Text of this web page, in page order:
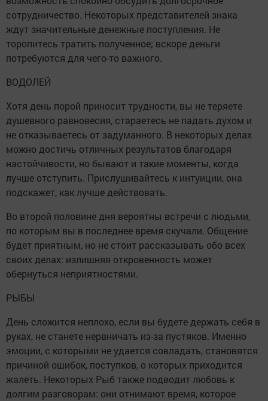
сотрудничество. Некоторых представителей знака
ждут значительные денежные поступления. Не
торопитесь тратить полученное; вскоре деньги
потребуются для чего-то важного.
ВОДОЛЕЙ
Хотя день порой приносит трудности, вы не теряете
душевного равновесия, стараетесь не падать духом и
не отказываетесь от задуманного. В некоторых делах
можно достичь отличных результатов благодаря
настойчивости, но бывают и такие моменты, когда
лучше отступить. Прислушивайтесь к интуиции, она
подскажет, как лучше действовать.
Во второй половине дня вероятны встречи с людьми,
по которым вы в последнее время скучали. Общение
будет приятным, но не стоит рассказывать обо всех
своих делах: излишняя откровенность может
обернуться неприятностями.
РЫБЫ
День сложится неплохо, если вы будете держать себя в
руках, не станете нервничать из-за пустяков. Именно
эмоции, с которыми не удается совладать, становятся
причиной ошибок, поступков, о которых приходится
жалеть. Некоторых Рыб также подводит любовь к
долгим разговорам: они отнимают время, которое